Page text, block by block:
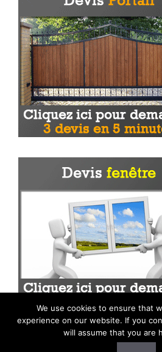
We use cookies to ensure that
experience on our website. If you
will assume that you are